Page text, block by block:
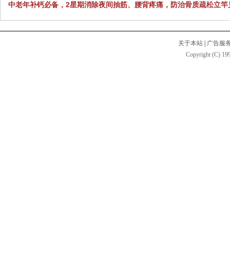
中老年补钙必备，2星期消除夜间抽筋、腰背疼痛，防治骨质疏松立竿
关于本站
广告服
Copyright (C)